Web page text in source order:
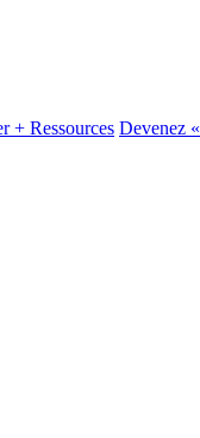
+ Ressources Devenez